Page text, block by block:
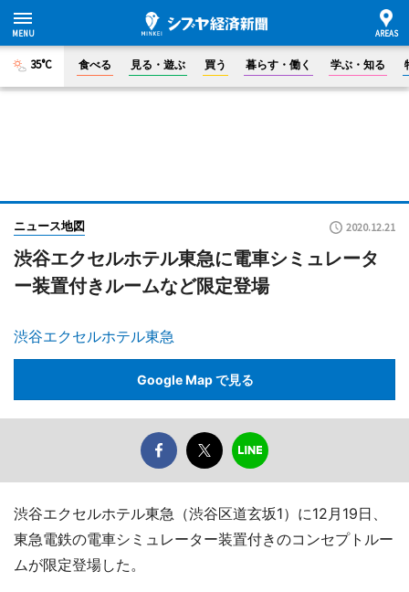
35°C 食べる 見る・遊ぶ 買う 暮らす・働く 学ぶ・知る
ニュース地図 2020.12.21
渋谷エクセルホテル東急に電車シミュレータ
ー装置付きルームなど限定登場
渋谷エクセルホテル東急
Google Map で見る
渋谷エクセルホテル東急（渋谷区道玄坂1）に12月19日、
東急電鉄の電車シミュレーター装置付きのコンセプトルー
ムが限定登場した。